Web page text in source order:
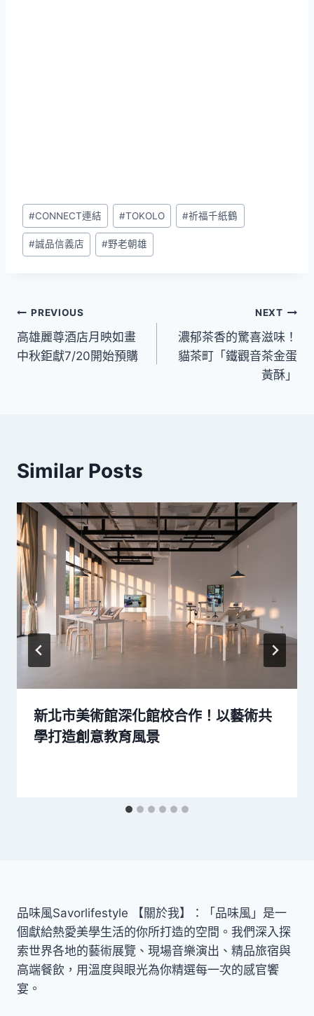
Post
Tags:
#CONNECT連結 #TOKOLO #祈福千紙鶴
#誠品信義店 #野老朝雄
文
章
PREVIOUS
高雄麗尊酒店月映如畫
中秋鉅獻7/20開始預購
NEXT
濃郁茶香的驚喜滋味！
貓茶町「鐵觀音茶金蛋
黃酥」
Similar Posts
新北市美術館深化館校合作！以藝術共
學打造創意教育風景
品味風Savorlifestyle 【關於我】：「品味風」是一
個獻給熱愛美學生活的你所打造的空間。我們深入探
索世界各地的藝術展覽、現場音樂演出、精品旅宿與
高端餐飲，用溫度與眼光為你精選每一次的感官饗
宴。